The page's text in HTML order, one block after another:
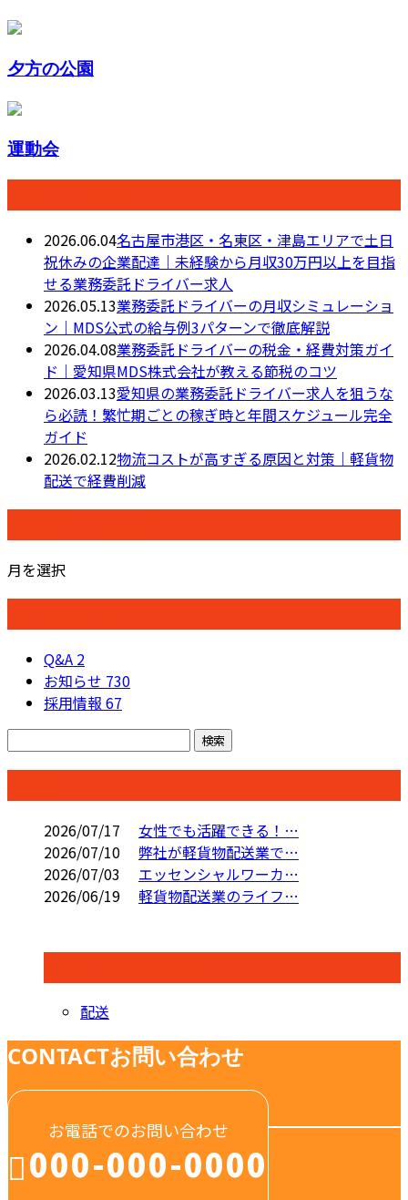
夕方の公園
運動会
2026.06.04名古屋市港区・名東区・津島エリアで土日
祝休みの企業配達｜未経験から月収30万円以上を目指
せる業務委託ドライバー求人
2026.05.13業務委託ドライバーの月収シミュレーショ
ン｜MDS公式の給与例3パターンで徹底解説
2026.04.08業務委託ドライバーの税金・経費対策ガイ
ド｜愛知県MDS株式会社が教える節税のコツ
2026.03.13愛知県の業務委託ドライバー求人を狙うな
ら必読！繁忙期ごとの稼ぎ時と年間スケジュール完全
ガイド
2026.02.12物流コストが高すぎる原因と対策｜軽貨物
配送で経費削減
月を選択
Q&A 2
お知らせ 730
採用情報 67
2026/07/17
女性でも活躍できる！…
2026/07/10
弊社が軽貨物配送業で…
2026/07/03
エッセンシャルワーカ…
2026/06/19
軽貨物配送業のライフ…
配送
CONTACTお問い合わせ
お電話でのお問い合わせ
000-000-0000